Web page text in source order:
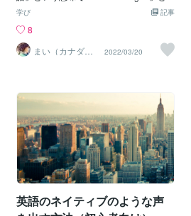
のをいつも眺めていた。授業ではクラス
いつも先生に「頼むから指さないでくれ
ー！」と祈るように授業を受けていた。
とくに月に１度ある「帰りの会」で１分
らだ。注目されるのが苦手だった。中高
だけでなく、大学に入ってからも人見知
りで無口な性格は変わらなかった。２０
名くらいの英語の授業で三人一組のグル
ープワークがあった。先生が「近くの人
と席をくっつけて話し合ってください」
と言うのだが、いつもすぐにグループを
作ることができない。いつもグループワ
ークになると心臓が緊張でバクバクして
いた。「頑張ってどこかに入らなきゃ
ういい方を記憶しました。でも、実際に
と、「mother tongue」といういい方を耳
にしたことはほとんどないことに気づき
ます。どうして、「mother tongue」とい
そも「mother tongue」という英語表現以
前に、日本語の「母国語」という表現に
違和感を覚えることが多くなりました。
日本、日本人と日本語については、とて
もシンプルです。日本で生まれて日本で
育つ人は、かなりの割合で「日本人」で
あり、デフォルトとして「日本語」を話
すという事実があります。だから、圧倒
的多数の日本人にとっては、日本語が第
一言語であり、母国の言葉、すなわち
記事
学び
8
まい（カナダ在
住）
2022/03/20
英語のネイティブのような声